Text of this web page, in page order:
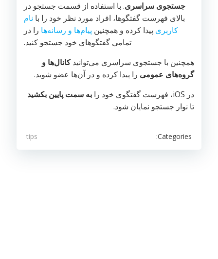
جستجوی سراسری. با استفاده از قسمت جستجو در
بالای فهرست گفتگوها، افراد مورد نظر خود را با نام
کاربری پیدا کرده و همچنین پیام‌ها و رسانه‌ها را در
تمامی گفتگوهای خود جستجو کنید.
همچنین با جستجوی سراسری می‌توانیدکانال‌ها و
گروه‌های عمومی را پیدا کرده و در آن‌ها عضو شوید.
در iOS، فهرست گفتگوی خود را
به سمت پایین بکشید
تا نوار جستجو نمایان شود.
Categories:
tips